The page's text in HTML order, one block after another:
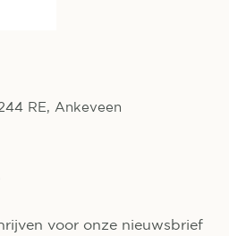
RE, Ankeveen
voor onze nieuwsbrief